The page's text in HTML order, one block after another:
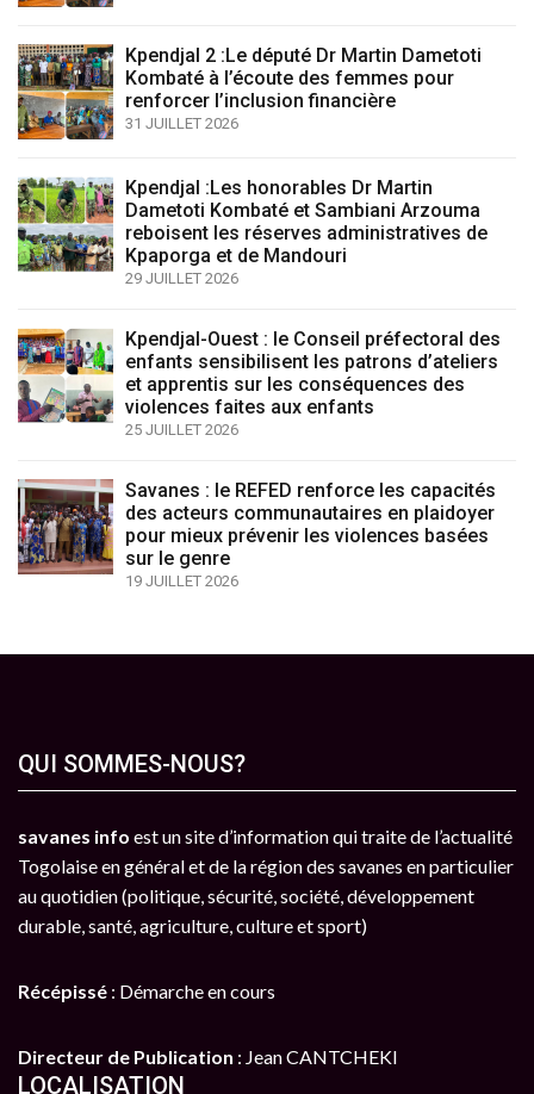
Kpendjal 2 :Le député Dr Martin Dametoti
Kombaté à l’écoute des femmes pour
renforcer l’inclusion financière
31 JUILLET 2026
Kpendjal :Les honorables Dr Martin
Dametoti Kombaté et Sambiani Arzouma
reboisent les réserves administratives de
Kpaporga et de Mandouri
29 JUILLET 2026
Kpendjal-Ouest : le Conseil préfectoral des
enfants sensibilisent les patrons d’ateliers
et apprentis sur les conséquences des
violences faites aux enfants
25 JUILLET 2026
Savanes : le REFED renforce les capacités
des acteurs communautaires en plaidoyer
pour mieux prévenir les violences basées
sur le genre
19 JUILLET 2026
QUI SOMMES-NOUS?
savanes info est un site d’information qui traite de l’actualité
Togolaise en général et de la région des savanes en particulier
au quotidien (politique, sécurité, société, développement
durable, santé, agriculture, culture et sport)
Récépissé : Démarche en cours
Directeur de Publication : Jean CANTCHEKI
LOCALISATION